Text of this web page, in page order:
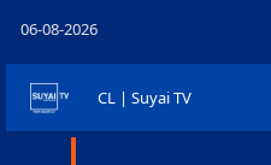
06-08-2026
CL | Suyai TV
en Suyai